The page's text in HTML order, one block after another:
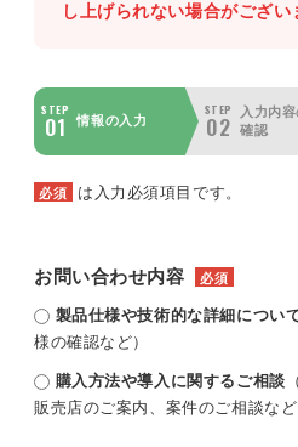
し上げられない場合がござい
STEP
01 情報の入力
STEP
02
入力内容
確認
必須 は入力必須項目です。
お問い合わせ内容 必須
製品仕様や技術的な詳細につい
様の確認など）
購入方法や導入に関するご相談
販売店のご案内、案件のご相談など